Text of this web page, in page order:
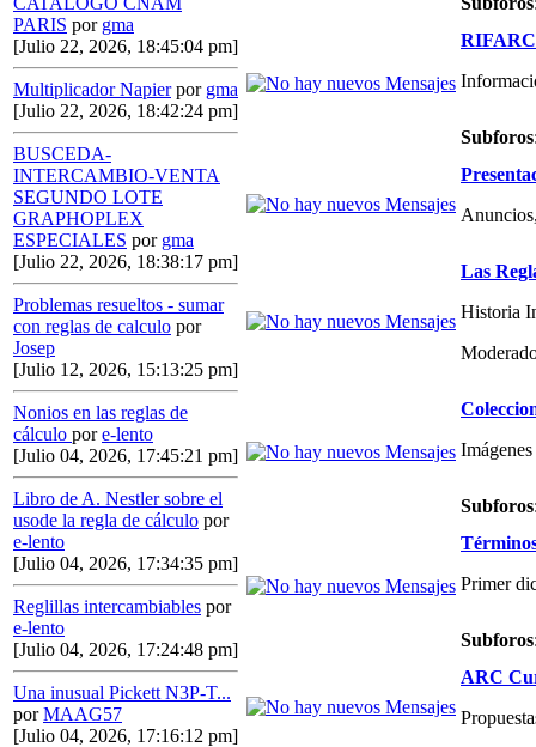
PARIS por gma
[Julio 22, 2026, 18:45:04 pm]
Multiplicador Napier por gma
[Julio 22, 2026, 18:42:24 pm]
BUSCEDA-
INTERCAMBIO-VENTA
SEGUNDO LOTE
GRAPHOPLEX
ESPECIALES por gma
[Julio 22, 2026, 18:38:17 pm]
Problemas resueltos - sumar
con reglas de calculo por
Josep
[Julio 12, 2026, 15:13:25 pm]
Nonios en las reglas de
cálculo pore-lento
[Julio 04, 2026, 17:45:21 pm]
Libro de A. Nestler sobre el
usode la regla de cálculo por
e-lento
[Julio 04, 2026, 17:34:35 pm]
Reglillas intercambiables por
e-lento
[Julio 04, 2026, 17:24:48 pm]
Una inusual Pickett N3P-T...
porMAAG57
[Julio 04, 2026, 17:16:12 pm]
Subforos
Las
Historia
Subforos
Primer
Subforos
ARC